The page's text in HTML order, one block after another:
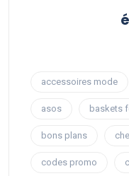
accessoires mode
asos baskets
bons plans
codes promo